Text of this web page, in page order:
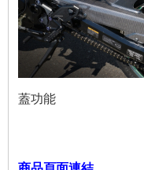
蓋功能
商品頁面連結